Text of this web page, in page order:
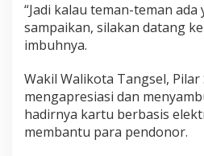
“Jadi kalau teman-teman
sampaikan, silakan datang
imbuhnya.
Wakil Walikota Tangsel, Pilar
mengapresiasi dan
hadirnya kartu berbasis
membantu para pendonor.